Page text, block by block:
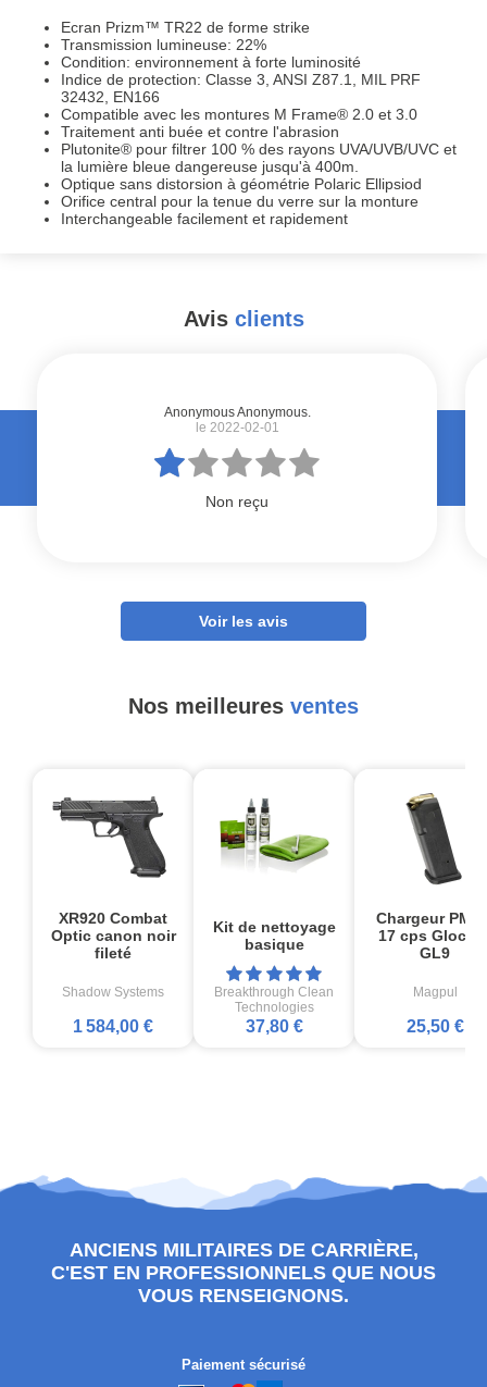
Ecran Prizm™ TR22 de forme strike
Transmission lumineuse: 22%
Condition: environnement à forte luminosité
Indice de protection: Classe 3, ANSI Z87.1, MIL PRF
32432, EN166
Compatible avec les montures M Frame® 2.0 et 3.0
Traitement anti buée et contre l'abrasion
Plutonite® pour filtrer 100 % des rayons UVA/UVB/UVC et
la lumière bleue dangereuse jusqu'à 400m.
Optique sans distorsion à géométrie Polaric Ellipsiod
Orifice central pour la tenue du verre sur la monture
Interchangeable facilement et rapidement
Avis clients
Anonymous Anonymous.
le 2022-02-01
Non reçu
Voir les avis
Nos meilleures ventes
XR920 Combat
Optic canon noir
fileté
Shadow Systems
1 584,00 €
Kit de nettoyage
basique
Breakthrough Clean
Technologies
37,80 €
Chargeur
17 cps
GL9
Magpul
25,50 €
ANCIENS MILITAIRES DE CARRIÈRE,
C'EST EN PROFESSIONNELS QUE NOUS
VOUS RENSEIGNONS.
Paiement sécurisé